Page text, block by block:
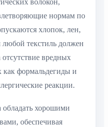
волокон,
нормам по
хлопок, лен,
текстиль должен
вредных
как формальдегиды и
реакции.
хорошими
обеспечивая